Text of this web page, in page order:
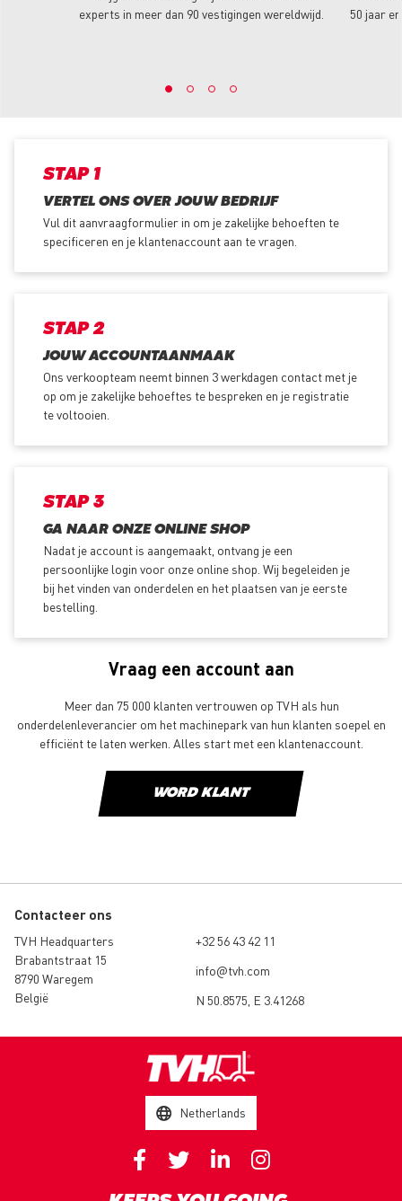
experts in meer dan 90 vestigingen wereldwijd.
50 jaar
STAP 1
VERTEL ONS OVER JOUW BEDRIJF
Vul dit aanvraagformulier in om je zakelijke behoeften te
specificeren en je klantenaccount aan te vragen.
STAP 2
JOUW ACCOUNTAANMAAK
Ons verkoopteam neemt binnen 3 werkdagen contact met je
op om je zakelijke behoeftes te bespreken en je registratie
te voltooien.
STAP 3
GA NAAR ONZE ONLINE SHOP
Nadat je account is aangemaakt, ontvang je een
persoonlijke login voor onze online shop. Wij begeleiden je
bij het vinden van onderdelen en het plaatsen van je eerste
bestelling.
Vraag een account aan
Meer dan 75 000 klanten vertrouwen op TVH als hun
onderdelenleverancier om het machinepark van hun klanten soepel en
efficiënt te laten werken. Alles start met een klantenaccount.
WORD KLANT
Contacteer ons
TVH Headquarters
Brabantstraat 15
8790 Waregem
België
+32 56 43 42 11
info@tvh.com
N 50.8575, E 3.41268
Netherlands